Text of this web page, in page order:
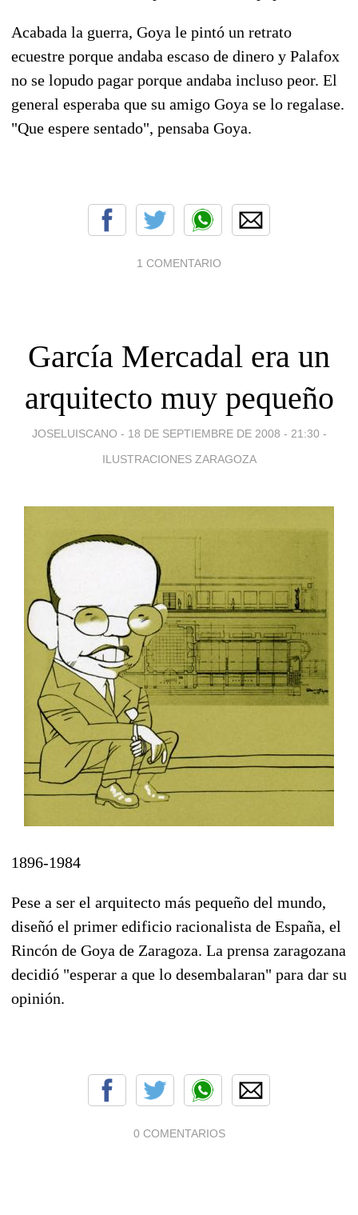
Acabada la guerra, Goya le pintó un retrato
ecuestre porque andaba escaso de dinero y Palafox
no se lopudo pagar porque andaba incluso peor. El
general esperaba que su amigo Goya se lo regalase.
"Que espere sentado", pensaba Goya.
1 COMENTARIO
García Mercadal era un
arquitecto muy pequeño
JOSELUISCANO - 18 DE SEPTIEMBRE DE 2008 - 21:30 -
ILUSTRACIONES ZARAGOZA
1896-1984
Pese a ser el arquitecto más pequeño del mundo,
diseñó el primer edificio racionalista de España, el
Rincón de Goya de Zaragoza. La prensa zaragozana
decidió "esperar a que lo desembalaran" para dar su
opinión.
0 COMENTARIOS